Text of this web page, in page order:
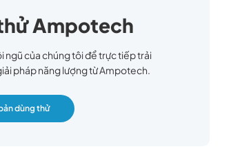
Ampotech
ngũ của chúng tôi để trực tiếp trải
pháp năng lượng từ Ampotech.
dùng thử